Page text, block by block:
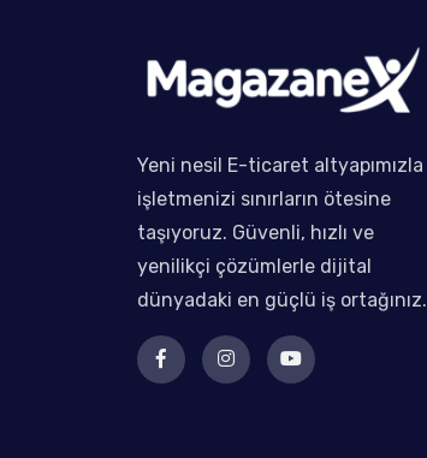
Yeni nesil E-ticaret altyapımızla
işletmenizi sınırların ötesine
taşıyoruz. Güvenli, hızlı ve
yenilikçi çözümlerle dijital
dünyadaki en güçlü iş ortağınız.